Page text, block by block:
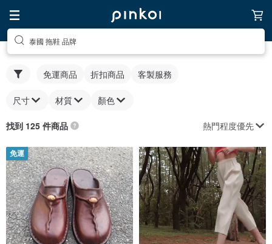
泰國 拖鞋 品牌
免運商品 折扣商品 客製服務
尺寸 材質 顏色
找到 125 件商品 熱門程度優先
免運